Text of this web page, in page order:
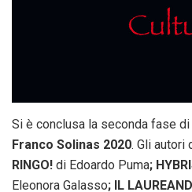
Si è conclusa la seconda fase
Franco Solinas 2020. Gli autori
RINGO! di Edoardo Puma;
Eleonora Galasso; IL